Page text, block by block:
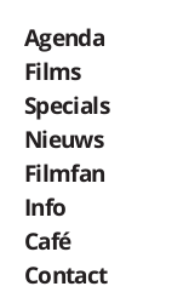
Agenda
Films
Specials
Nieuws
Filmfan
Info
Café
Contact